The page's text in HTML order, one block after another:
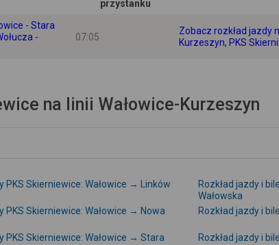
przystanku
- Stara
-
07:05
Zobacz rozkład jazdy
Kurzeszyn, PKS
na linii Wałowice-Kurzeszyn
PKS Skierniewice: Wałowice → Linków
Rozkład jazdy i
Wałowska
PKS Skierniewice: Wałowice → Nowa
Rozkład jazdy i
PKS Skierniewice: Wałowice → Stara
Rozkład jazdy i